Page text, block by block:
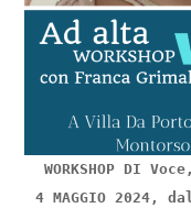
WORKSHOP DI
4 MAGGIO 2024,